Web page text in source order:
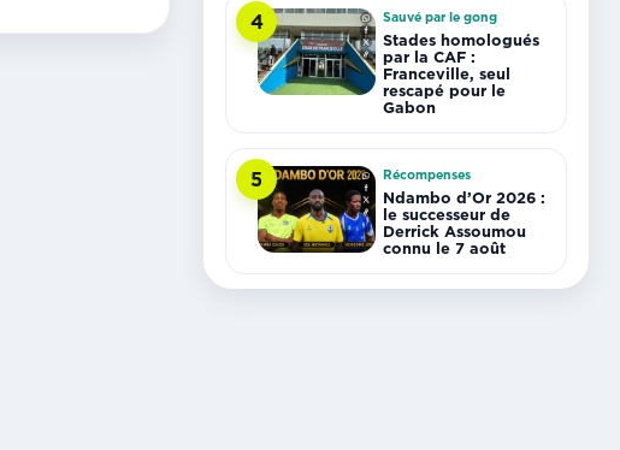
4 Sauvé par le gong
Stades homologués
par la CAF :
Franceville, seul
rescapé pour le
Gabon
5 Récompenses
Ndambo d’Or 2026 :
le successeur de
Derrick Assoumou
connu le 7 août